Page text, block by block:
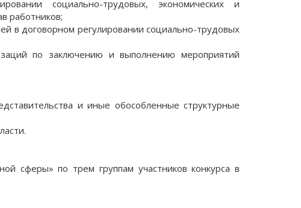
социально-трудовых, экономических и
работников;
в договорном регулировании социально-трудовых
по заключению и выполнению мероприятий
и иные обособленные структурные
сферы» по трем группам участников конкурса в